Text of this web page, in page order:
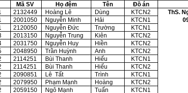
Mã SV Họ đệm Tên Đồ án
2132449 Hoàng Lê Dùng KTCN2
ThS.
2001050 Nguyễn Minh Hải
KTCN1
2120050 Nguyễn Đức Trường
KTCN1
2013150 Nguyễn Trung Kiên
KTCN2
2031750 Nguyễn Huy Hiền
KTCN2
2048950 Trần Huỳnh Anh
KTCN2
2114251 Bùi Thanh Hiếu
KTCN1
2114251 Bùi Thanh Hiếu
KTCN2
2090851 Lê Tất Trình
KTCN1
2079950 Phạm Mạnh Hoàng
KTCN2
2059150 Ngô Mạnh Tuấn
KTCN1